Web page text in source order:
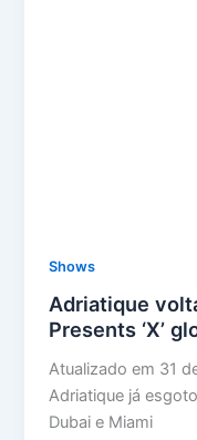
Shows
Adriatique
Presents ‘X’
Atualizado em 31
Adriatique já
Dubai e Miami